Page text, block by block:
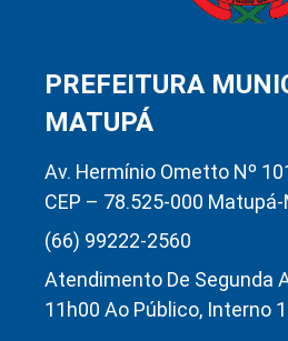
PREFEITURA
MATUPÁ
Av. Hermínio Ometto Nº
CEP – 78.525-000
(66) 99222-2560
Atendimento De Segunda
11h00 Ao Público, Interno